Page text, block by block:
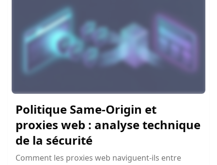
Politique Same-Origin et
proxies web : analyse technique
de la sécurité
Comment les proxies web naviguent-ils entre